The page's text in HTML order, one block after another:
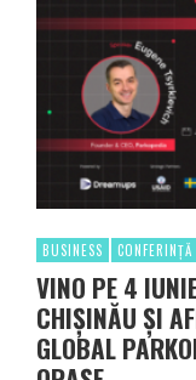
BUSINESS CONFERINȚĂ
VINO PE 4
CHIȘINĂU ȘI
GLOBAL